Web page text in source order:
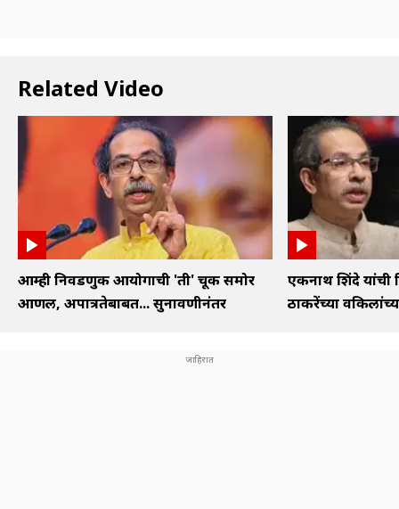
Related Video
आम्ही निवडणुक आयोगाची 'ती' चूक समोर
आणली, अपात्रतेबाबत... सुनावणीनंतर
एकनाथ शिंदे यांची
ठाकरेंच्या